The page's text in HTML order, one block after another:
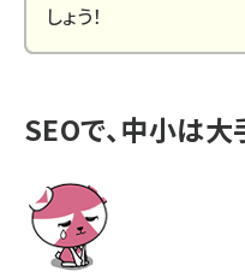
しょう！
SEOで、中小は